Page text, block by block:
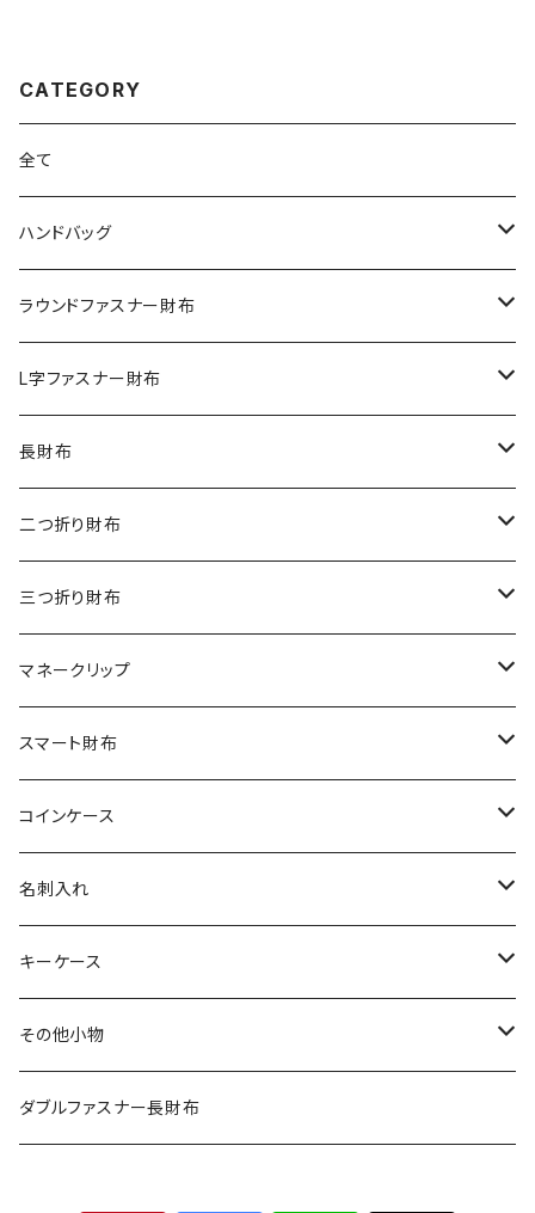
CATEGORY
全て
ハンドバッグ
クロコダイル
ダイヤモンドパイソン
オーストリッチ
シャーク
リザード
エレファント
その他の革
ラウンドファスナー財布
クロコダイル
ダイヤモンドパイソン
オーストリッチ
シャーク
リザード
エレファント
その他の革
L字ファスナー財布
クロコダイル
ダイヤモンドパイソン
オーストリッチ
シャーク
リザード
エレファント
その他の革
長財布
クロコダイル
ダイヤモンドパイソン
オーストリッチ
シャーク
リザード
エレファント
その他の革
二つ折り財布
クロコダイル
ダイヤモンドパイソン
オーストリッチ
シャーク
リザード
エレファント
その他の革
三つ折り財布
クロコダイル
ダイヤモンドパイソン
オーストリッチ
シャーク
リザード
エレファント
その他の革
マネークリップ
クロコダイル
ダイヤモンドパイソン
オーストリッチ
シャーク
リザード
エレファント
スマート財布
クロコダイル
ダイヤモンドパイソン
オーストリッチ
シャーク
リザード
コインケース
クロコダイル
ダイヤモンドパイソン
オーストリッチ
シャーク
名刺入れ
クロコダイル
ダイヤモンドパイソン
オーストリッチ
キーケース
クロコダイル
ダイヤモンドパイソン
その他小物
クロコダイル
ダブルファスナー長財布